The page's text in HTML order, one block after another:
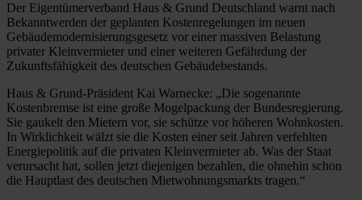
Der Eigentümerverband Haus & Grund Deutschland warnt nach
Bekanntwerden der geplanten Kostenregelungen im neuen
Gebäudemodernisierungsgesetz vor einer massiven Belastung
privater Kleinvermieter und einer weiteren Gefährdung der
Zukunftsfähigkeit des deutschen Gebäudebestands.
Haus & Grund-Präsident Kai Warnecke: „Die sogenannte
Kostenbremse ist eine große Mogelpackung der Bundesregierung.
Sie gaukelt den Mietern vor, sie schütze vor höheren Wohnkosten.
In Wirklichkeit wälzt sie die Kosten einer seit Jahren verfehlten
Energiepolitik auf die privaten Kleinvermieter ab. Was der Staat
verursacht hat, sollen jetzt diejenigen bezahlen, die ohnehin schon
die Hauptlast des deutschen Mietwohnungsmarkts tragen.“